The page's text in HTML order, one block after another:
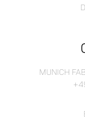
MUNICH